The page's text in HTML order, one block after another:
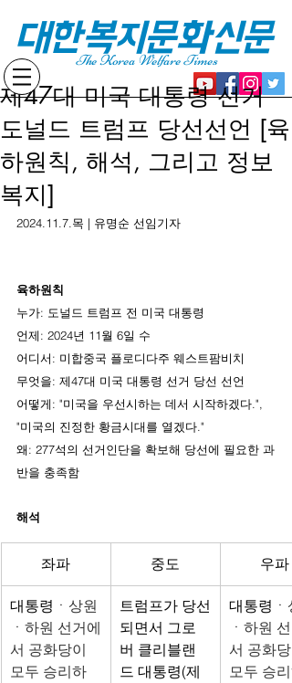
대한복지문화신문
The Korea Welfare Times
제47대 미국 대통령 선거
도널드 트럼프 당선선언 [육
하원칙, 해석, 그리고 정보
복지]
2024.11.7.목 | 유명순 선임기자
육하원칙
누가: 도널드 트럼프 전 미국 대통령
언제: 2024년 11월 6일 수
어디서: 미합중국 플로디다주 웨스트팜비치
무엇을: 제47대 미국 대통령 선거 당선 선언
어떻게: "미국을 우선시하는 데서 시작하겠다.",
"미국의 진정한 황금시대를 열겠다."
왜: 277석의 선거인단을 확보해 당선에 필요한 과
반을 충족함
해석
좌파 중도 우파
대통령 ㆍ상원
ㆍ하원 선거에
서 공화당이
모두 승리하
트럼프가 당선
되면서 그로
버 클리블랜
드 대통령(제
대통령 ㆍ
ㆍ하원 선
서 공화당
모두 승리